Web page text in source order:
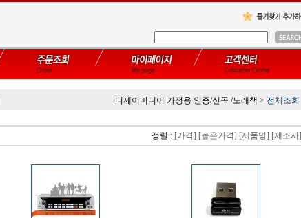
티제이미디어 가정용 인증/신곡 /노래책 > 전체조회
정렬 : [가격] [높은가격] [제품명] [제조사]